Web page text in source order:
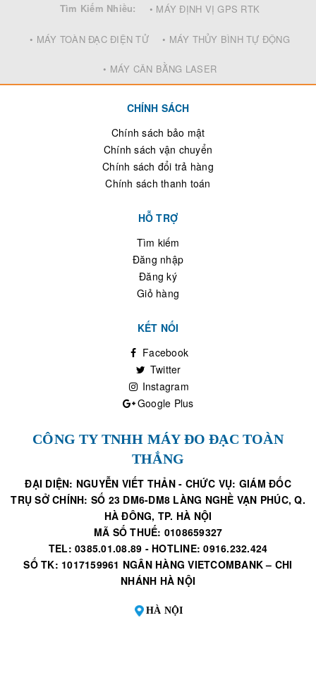
Tìm Kiếm Nhiều: • MÁY ĐỊNH VỊ GPS RTK
• MÁY TOÀN ĐẠC ĐIỆN TỬ • MÁY THỦY BÌNH TỰ ĐỘNG
• MÁY CÂN BẰNG LASER
CHÍNH SÁCH
Chính sách bảo mật
Chính sách vận chuyển
Chính sách đổi trả hàng
Chính sách thanh toán
HỖ TRỢ
Tìm kiếm
Đăng nhập
Đăng ký
Giỏ hàng
KẾT NỐI
Facebook
Twitter
Instagram
Google Plus
CÔNG TY TNHH MÁY ĐO ĐẠC TOÀN
THẮNG
ĐẠI DIỆN: NGUYỄN VIẾT THẢN - CHỨC VỤ: GIÁM ĐỐC
TRỤ SỞ CHÍNH: SỐ 23 DM6-DM8 LÀNG NGHỀ VẠN PHÚC, Q.
HÀ ĐÔNG, TP. HÀ NỘI
MÃ SỐ THUẾ: 0108659327
TEL: 0385.01.08.89 - HOTLINE: 0916.232.424
SỐ TK: 1017159961 NGÂN HÀNG VIETCOMBANK – CHI
NHÁNH HÀ NỘI
HÀ NỘI